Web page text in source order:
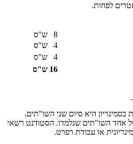
8 ש"ס
4 ש"ס
4 ש"ס
16 ש"ס
היא סיום שני השו"תים.
אחד השו"תים שנלמדו. הסטודנט רשאי
או עבודת רפרט.